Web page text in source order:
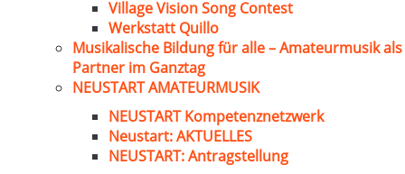
Village Vision Song Contest
Werkstatt Quillo
Musikalische Bildung für alle – Amateurmusik als
Partner im Ganztag
NEUSTART AMATEURMUSIK
NEUSTART Kompetenznetzwerk
Neustart: AKTUELLES
NEUSTART: Antragstellung